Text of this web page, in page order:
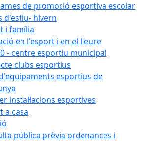
de promoció esportiva escolar
d'estiu- hivern
i família
en l'esport i en el lleure
- centre esportiu municipal
clubs esportius
esportius de
instal·lacions esportives
a casa
pública prèvia ordenances i